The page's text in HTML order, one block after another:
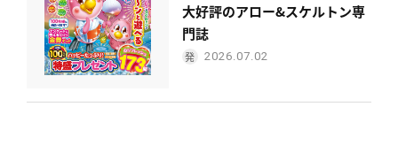
大好評のアロー&スケルトン専
門誌
2026.07.02